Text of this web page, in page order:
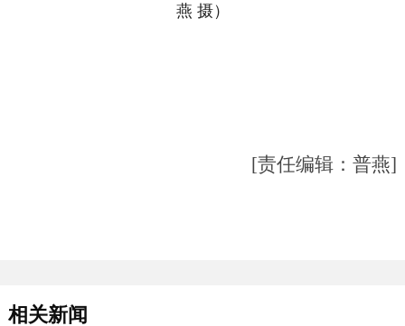
燕 摄）
[责任编辑：普燕]
相关新闻